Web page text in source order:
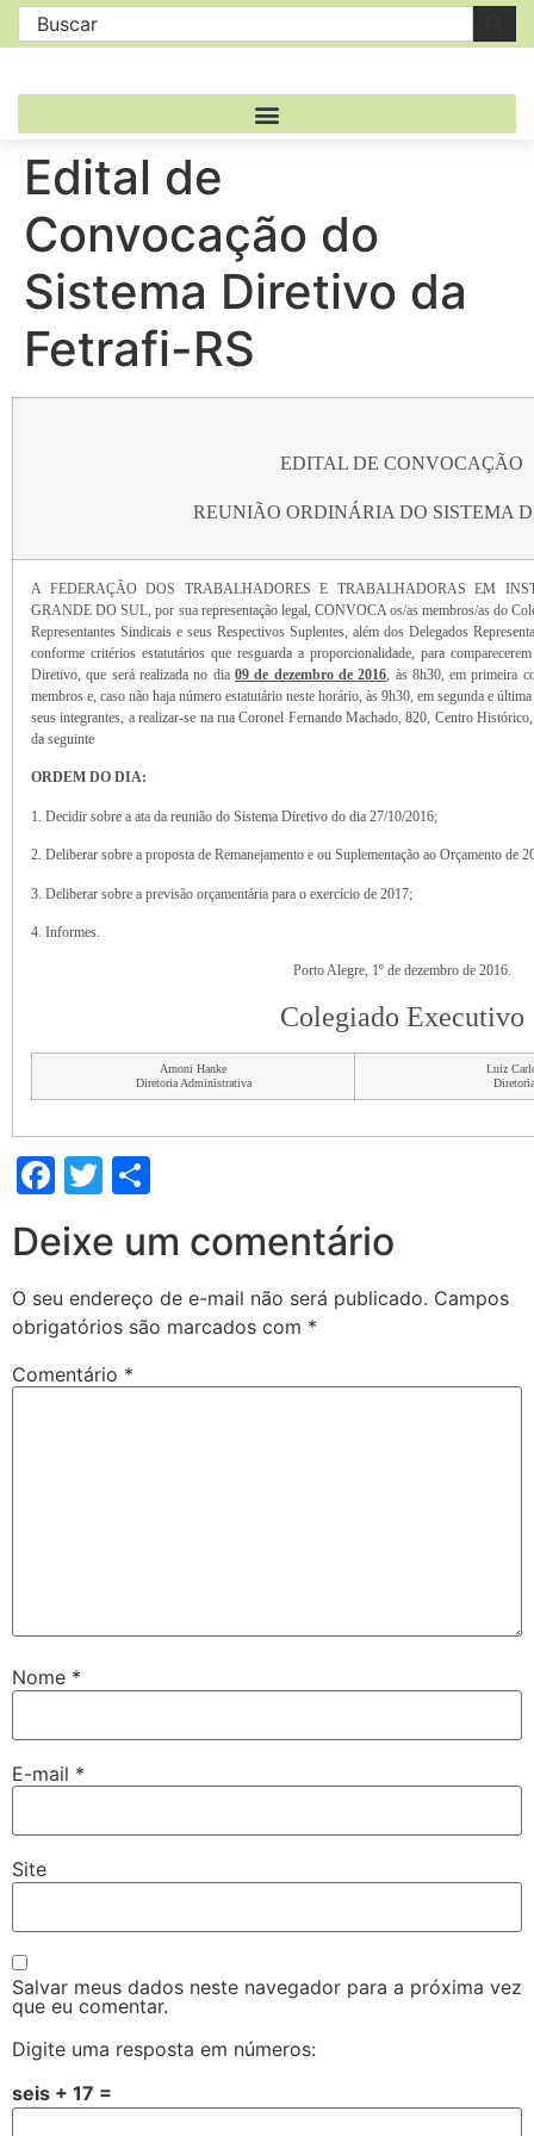
Edital de
Convocação do
Sistema Diretivo da
Fetrafi-RS
EDITAL DE CONVOCAÇÃO
REUNIÃO ORDINÁRIA DO SISTEMA
A FEDERAÇÃO DOS TRABALHADORES E TRABALHADORAS EM
GRANDE DO SUL, por sua representação legal, CONVOCA os/as membros/as do
Representantes Sindicais e seus Respectivos Suplentes, além dos Delegados
conforme critérios estatutários que resguarda a proporcionalidade, para
Diretivo, que será realizada no dia 09 de dezembro de 2016, às 8h30, em primeira
membros e, caso não haja número estatutário neste horário, às 9h30, em segunda e
seus integrantes, a realizar-se na rua Coronel Fernando Machado, 820, Centro
da seguinte
ORDEM DO DIA:
1. Decidir sobre a ata da reunião do Sistema Diretivo do dia 27/10/2016;
2. Deliberar sobre a proposta de Remanejamento e ou Suplementação ao Orçamento de
3. Deliberar sobre a previsão orçamentária para o exercício de 2017;
4. Informes.
Porto Alegre, 1º de dezembro de 2016.
Colegiado Executivo
Arnoni Hanke
Diretoria Administrativa
Luiz
Facebook
Twitter
Deixe um comentário
O seu endereço de e-mail não será publicado. Campos
obrigatórios são marcados com *
Comentário *
Nome *
E-mail *
Site
Salvar meus dados neste navegador para a próxima vez
que eu comentar.
Digite uma resposta em números:
seis + 17 =